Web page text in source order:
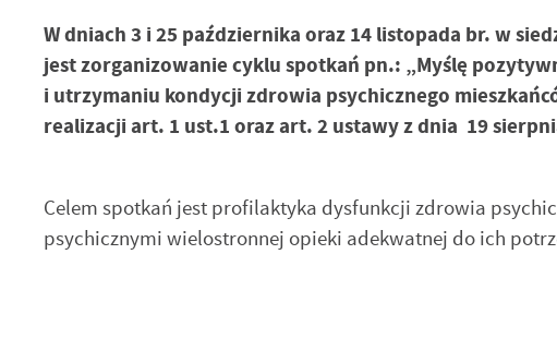
W dniach 3 i 25 października oraz 14 listopada br. w
jest zorganizowanie cyklu spotkań pn.: „Myślę
i utrzymaniu kondycji zdrowia psychicznego
realizacji art. 1 ust.1 oraz art. 2 ustawy z dnia 19
Celem spotkań jest profilaktyka dysfunkcji zdrowia
psychicznymi wielostronnej opieki adekwatnej do ich